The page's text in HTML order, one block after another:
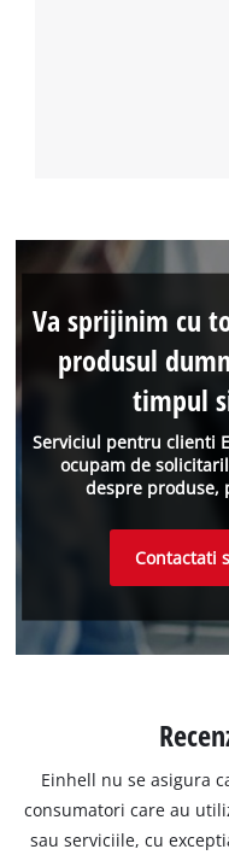
Serviciul pentru clienti
ocupam de
despre produse,
Va sprijinim cu
produsul
timpul
Contactati
Einhell nu se asigura
consumatori care au
sau serviciile, cu